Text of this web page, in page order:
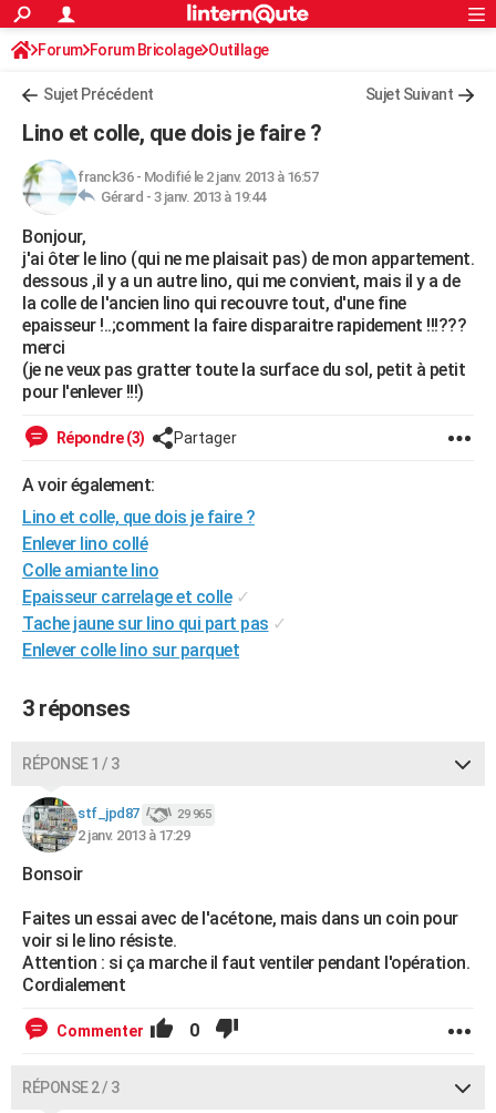
ACTUALITÉS
Politique
Société
Faits Divers
Education
Monde
Villes
+
FINANCE
Retraite
Impôts
Epargne
Immobilier
Risques naturels par ville
Banque
Assurance
Crédit
AUTO
Essais
Réserver un essai
Citadines
Berlines
SUV
Forum auto
+HIGH-TECH
Mobiles
Meilleur smartphone
Internet
Ordinateurs
Jeux vidéo
Guide high-tech
+BRICOLAGE
Forum
Aménagement intérieur
Extérieur
Cuisine
Salle de bains
Jardinage
Rangement
WEEK-END
Guides de France
Escapades
Patrimoine
Expositions
Musées
Week-end nature
+LIFESTYLE
Art de vivre
Bien-être
Loisirs
Mode
Modes de vie
SANTE
VOYAGE
Destinations
City break
Voyage nature
Voyage de noces
Forum
Climat
PHOTO
GUIDES D'ACHAT
BONS PLANS
CARTE DE VOEUX
Carte de Noël
Carte Bonne année
Carte Saint-Valentin
Carte Pâques
Carte d'anniversaire
DICTIONNAIRE
S'inscrire
Se connecter
Lycées
Collèges
Primaires
Universités
Entreprises
Service militaire
Avis de recherche
AVIS DE DÉCÈS
FORUM
Bricolage
Lifestyle
Culture
Sport
Auto
Television
Voyage
Cinema
S'inscrire
Connexion
Forum Forum Bricolage Outillage
Sujet Précédent Sujet Suivant
Lino et colle, que dois je faire ?
franck36- Modifié le 2 janv. 2013 à 16:57
Gérard - 3 janv. 2013 à 19:44
Bonjour,
j'ai ôter le lino (qui ne me plaisait pas) de mon appartement.
dessous ,il y a un autre lino, qui me convient, mais il y a de
la colle de l'ancien lino qui recouvre tout, d'une fine
epaisseur !..;comment la faire disparaitre rapidement !!!???
merci
(je ne veux pas gratter toute la surface du sol, petit à petit
pour l'enlever !!!)
Répondre (3) Partager
A voir également:
Lino et colle, que dois je faire ?
Enlever lino collé
Colle amiante lino
Epaisseur carrelage et colle ✓
Tache jaune sur lino qui part pas ✓
Enlever colle lino sur parquet
3 réponses
RÉPONSE 1 / 3
stf_jpd87 29 965
2 janv. 2013 à 17:29
Bonsoir
Faites un essai avec de l'acétone, mais dans un coin pour
voir si le lino résiste.
Attention : si ça marche il faut ventiler pendant l'opération.
Cordialement
Commenter 0
RÉPONSE 2 / 3